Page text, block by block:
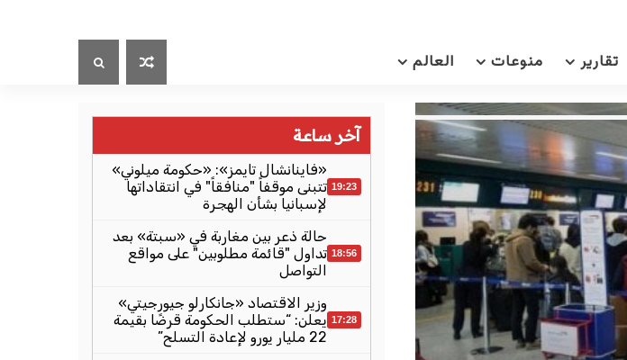
تقارير منوعات العالم
آخر ساعة
19:23
«فاينانشال تايمز»: «حكومة ميلوني»
تتبنى موقفاً "منافقاً" في انتقاداتها
لإسبانيا بشأن الهجرة
18:56
حالة ذعر بين مغاربة في «سبتة» بعد
تداول "قائمة مطلوبين" على مواقع
التواصل
17:28
وزير الاقتصاد «جانكارلو جيورجيتي»
يعلن: “ستطلب الحكومة قرضًا بقيمة
22 مليار يورو لإعادة التسلح”